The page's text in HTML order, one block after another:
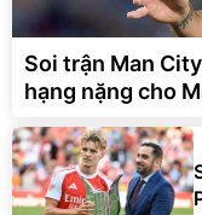
Soi trận Man
hạng nặng cho